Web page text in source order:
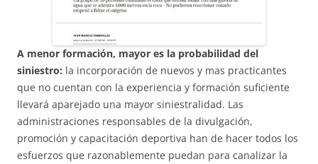
A menor formación, mayor es la probabilidad del
siniestro: la incorporación de nuevos y mas practicantes
que no cuentan con la experiencia y formación suficiente
llevará aparejado una mayor siniestralidad. Las
administraciones responsables de la divulgación,
promoción y capacitación deportiva han de hacer todos los
esfuerzos que razonablemente puedan para canalizar la